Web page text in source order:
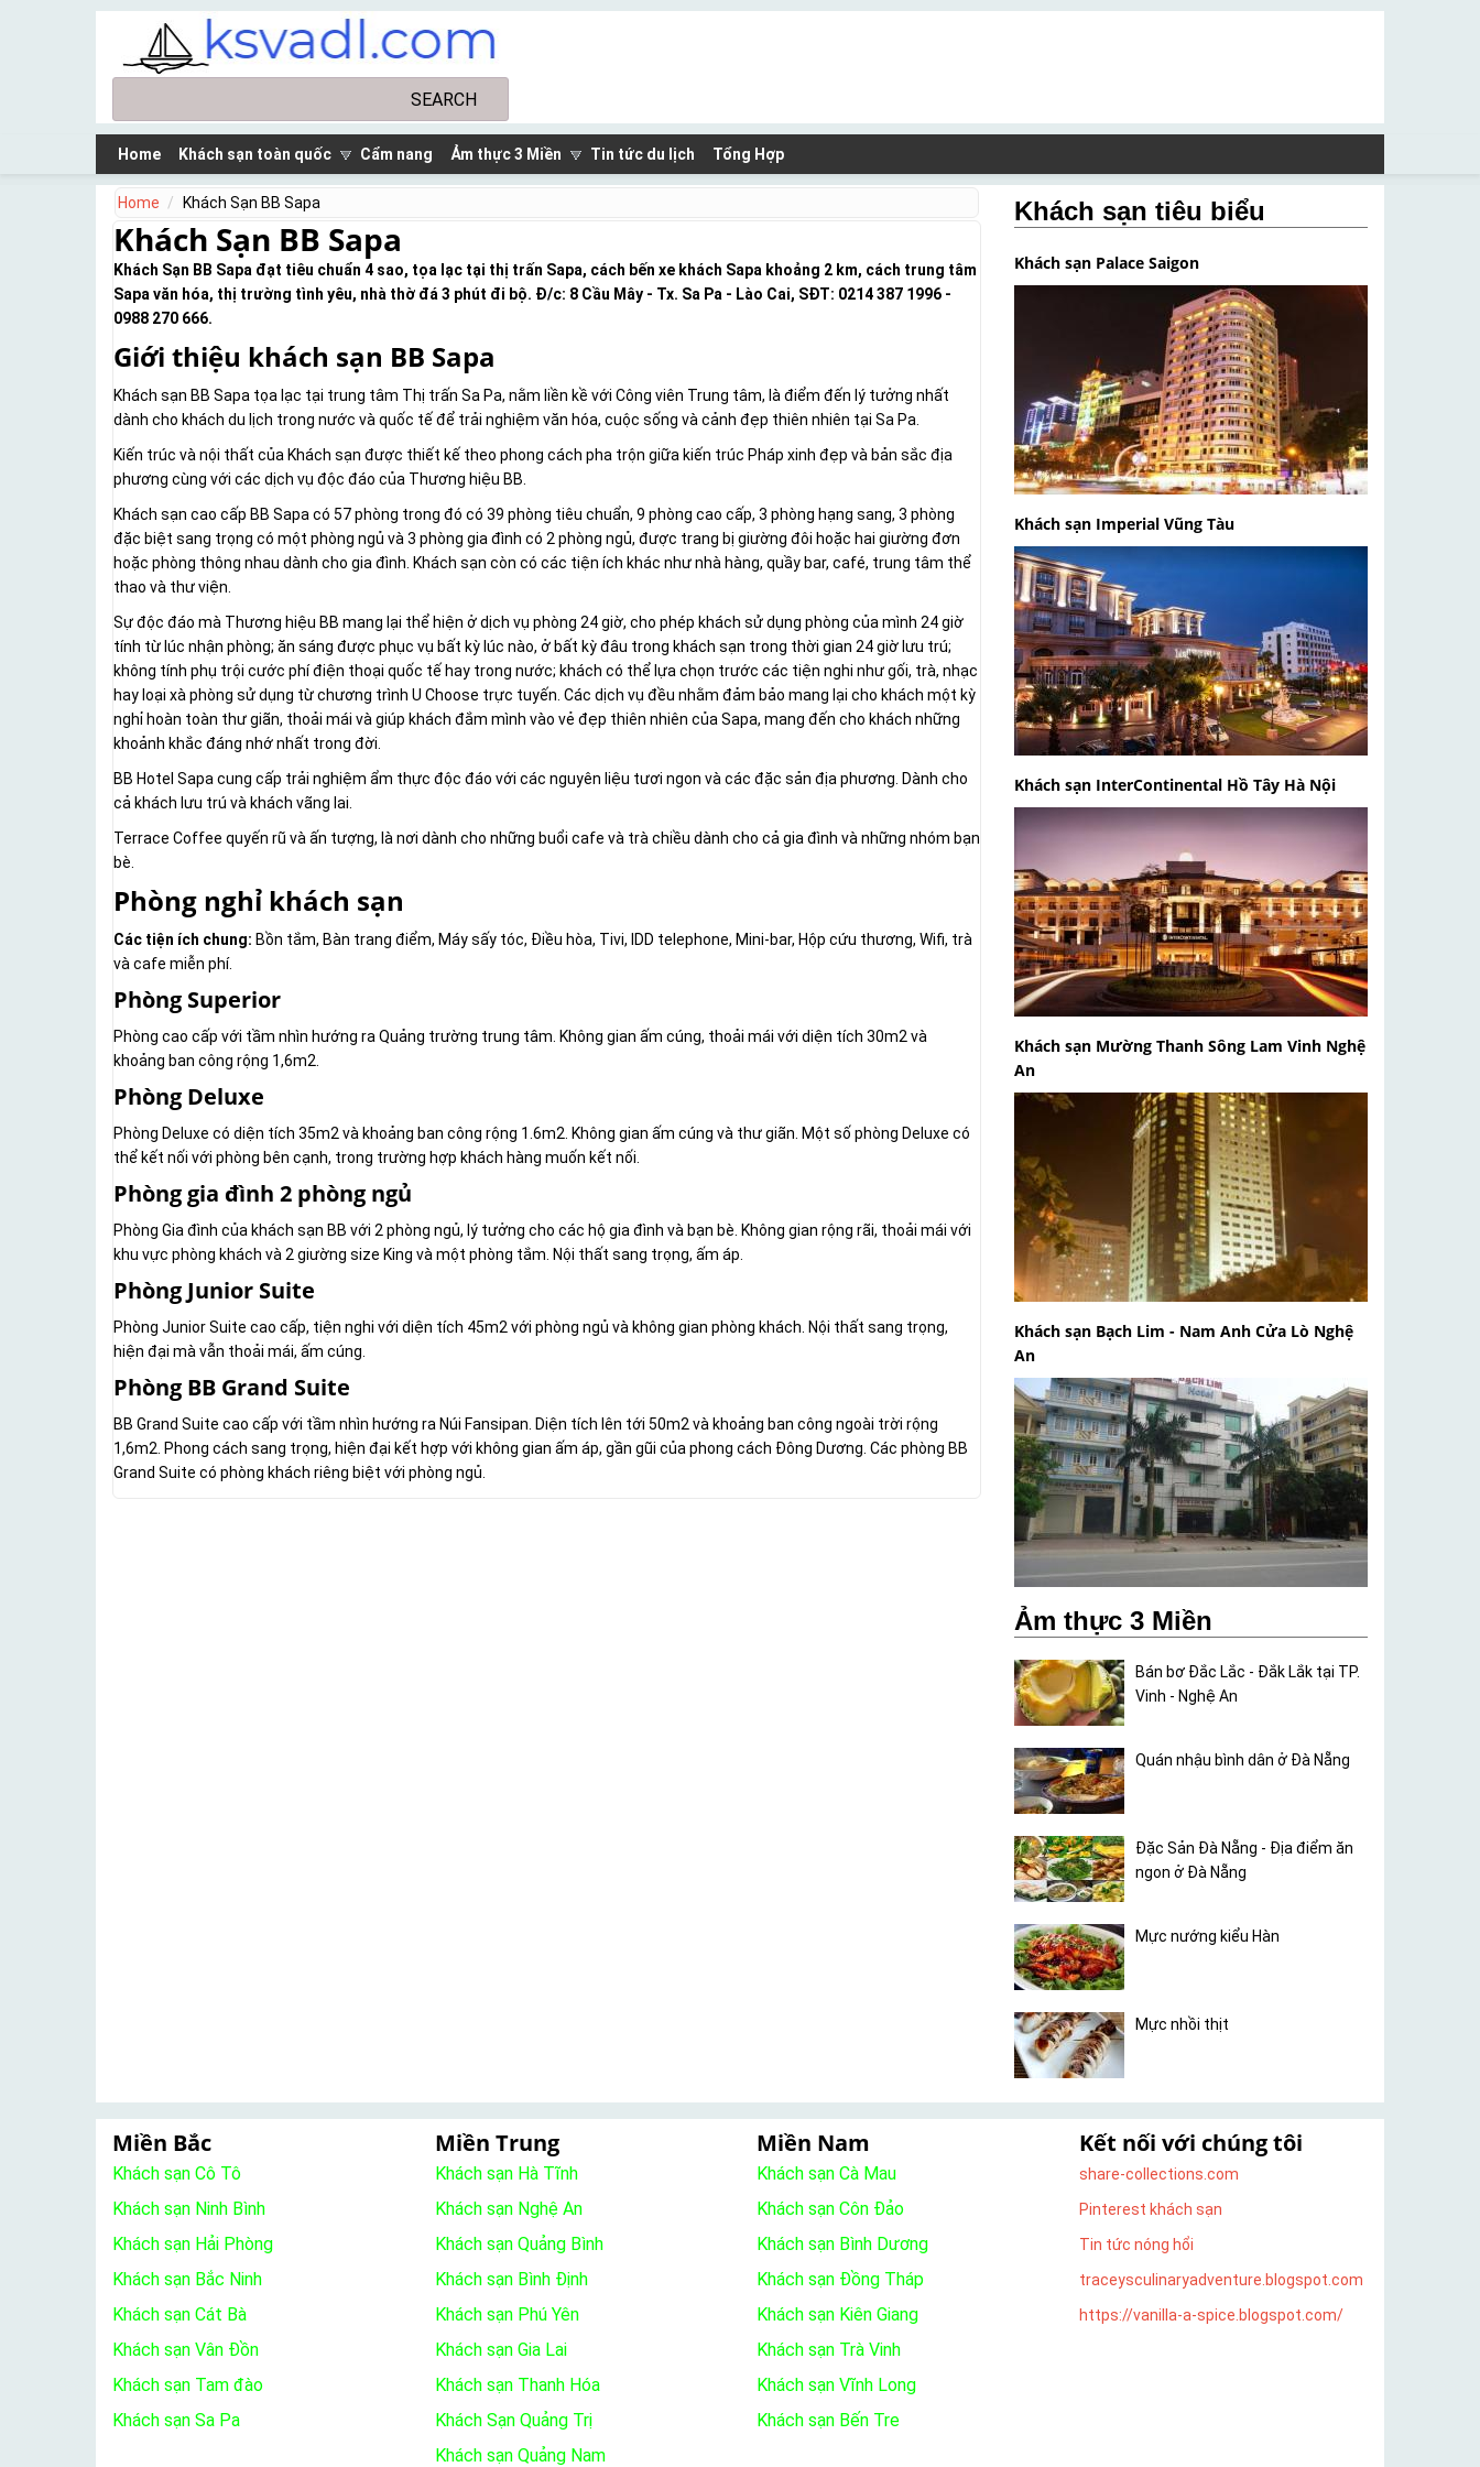
Skip to main content
Home Khách sạn toàn quốc Cẩm nang Ảm thực 3 Miền Tin tức du lịch Tổng Hợp
Home Khách Sạn BB Sapa
Khách Sạn BB Sapa
Khách Sạn BB Sapa đạt tiêu chuẩn 4 sao, tọa lạc tại thị trấn Sapa, cách bến xe khách Sapa khoảng 2 km, cách trung tâm
Sapa văn hóa, thị trường tình yêu, nhà thờ đá 3 phút đi bộ. Đ/c: 8 Cầu Mây - Tx. Sa Pa - Lào Cai, SĐT: 0214 387 1996 -
0988 270 666.
Giới thiệu khách sạn BB Sapa
Khách sạn BB Sapa tọa lạc tại trung tâm Thị trấn Sa Pa, nằm liền kề với Công viên Trung tâm, là điểm đến lý tưởng nhất
dành cho khách du lịch trong nước và quốc tế để trải nghiệm văn hóa, cuộc sống và cảnh đẹp thiên nhiên tại Sa Pa.
Kiến trúc và nội thất của Khách sạn được thiết kế theo phong cách pha trộn giữa kiến trúc Pháp xinh đẹp và bản sắc địa
phương cùng với các dịch vụ độc đáo của Thương hiệu BB.
Khách sạn cao cấp BB Sapa có 57 phòng trong đó có 39 phòng tiêu chuẩn, 9 phòng cao cấp, 3 phòng hạng sang, 3 phòng
đặc biệt sang trọng có một phòng ngủ và 3 phòng gia đình có 2 phòng ngủ, được trang bị giường đôi hoặc hai giường đơn
hoặc phòng thông nhau dành cho gia đình. Khách sạn còn có các tiện ích khác như nhà hàng, quầy bar, café, trung tâm thể
thao và thư viện.
Sự độc đáo mà Thương hiệu BB mang lại thể hiện ở dịch vụ phòng 24 giờ, cho phép khách sử dụng phòng của mình 24 giờ
tính từ lúc nhận phòng; ăn sáng được phục vụ bất kỳ lúc nào, ở bất kỳ đâu trong khách sạn trong thời gian 24 giờ lưu trú;
không tính phụ trội cước phí điện thoại quốc tế hay trong nước; khách có thể lựa chọn trước các tiện nghi như gối, trà, nhạc
hay loại xà phòng sử dụng từ chương trình U Choose trực tuyến. Các dịch vụ đều nhằm đảm bảo mang lại cho khách một kỳ
nghỉ hoàn toàn thư giãn, thoải mái và giúp khách đắm mình vào vẻ đẹp thiên nhiên của Sapa, mang đến cho khách những
khoảnh khắc đáng nhớ nhất trong đời.
BB Hotel Sapa cung cấp trải nghiệm ẩm thực độc đáo với các nguyên liệu tươi ngon và các đặc sản địa phương. Dành cho
cả khách lưu trú và khách vãng lai.
Terrace Coffee quyến rũ và ấn tượng, là nơi dành cho những buổi cafe và trà chiều dành cho cả gia đình và những nhóm bạn
bè.
Phòng nghỉ khách sạn
Các tiện ích chung: Bồn tắm, Bàn trang điểm, Máy sấy tóc, Điều hòa, Tivi, IDD telephone, Mini-bar, Hộp cứu thương, Wifi, trà
và cafe miễn phí.
Phòng Superior
Phòng cao cấp với tầm nhìn hướng ra Quảng trường trung tâm. Không gian ấm cúng, thoải mái với diện tích 30m2 và
khoảng ban công rộng 1,6m2.
Phòng Deluxe
Phòng Deluxe có diện tích 35m2 và khoảng ban công rộng 1.6m2. Không gian ấm cúng và thư giãn. Một số phòng Deluxe có
thể kết nối với phòng bên cạnh, trong trường hợp khách hàng muốn kết nối.
Phòng gia đình 2 phòng ngủ
Phòng Gia đình của khách sạn BB với 2 phòng ngủ, lý tưởng cho các hộ gia đình và bạn bè. Không gian rộng rãi, thoải mái với
khu vực phòng khách và 2 giường size King và một phòng tắm. Nội thất sang trọng, ấm áp.
Phòng Junior Suite
Phòng Junior Suite cao cấp, tiện nghi với diện tích 45m2 với phòng ngủ và không gian phòng khách. Nội thất sang trọng,
hiện đại mà vẫn thoải mái, ấm cúng.
Phòng BB Grand Suite
BB Grand Suite cao cấp với tầm nhìn hướng ra Núi Fansipan. Diện tích lên tới 50m2 và khoảng ban công ngoài trời rộng
1,6m2. Phong cách sang trọng, hiện đại kết hợp với không gian ấm áp, gần gũi của phong cách Đông Dương. Các phòng BB
Grand Suite có phòng khách riêng biệt với phòng ngủ.
Khách sạn tiêu biểu
Khách sạn Palace Saigon
Khách sạn Imperial Vũng Tàu
Khách sạn InterContinental Hồ Tây Hà Nội
Khách sạn Mường Thanh Sông Lam Vinh Nghệ
An
Khách sạn Bạch Lim - Nam Anh Cửa Lò Nghệ
An
Ảm thực 3 Miền
Bán bơ Đắc Lắc - Đắk Lắk tại TP.
Vinh - Nghệ An
Quán nhậu bình dân ở Đà Nẵng
Đặc Sản Đà Nẵng - Địa điểm ăn
ngon ở Đà Nẵng
Mực nướng kiểu Hàn
Mực nhồi thịt
Miền Bắc
Khách sạn Cô Tô
Khách sạn Ninh Bình
Khách sạn Hải Phòng
Khách sạn Bắc Ninh
Khách sạn Cát Bà
Khách sạn Vân Đồn
Khách sạn Tam đào
Khách sạn Sa Pa
Miền Trung
Khách sạn Hà Tĩnh
Khách sạn Nghệ An
Khách sạn Quảng Bình
Khách sạn Bình Định
Khách sạn Phú Yên
Khách sạn Gia Lai
Khách sạn Thanh Hóa
Khách Sạn Quảng Trị
Khách sạn Quảng Nam
Miền Nam
Khách sạn Cà Mau
Khách sạn Côn Đảo
Khách sạn Bình Dương
Khách sạn Đồng Tháp
Khách sạn Kiên Giang
Khách sạn Trà Vinh
Khách sạn Vĩnh Long
Khách sạn Bến Tre
Kết nối với chúng tôi
share-collections.com
Pinterest khách sạn
Tin tức nóng hổi
traceysculinaryadventure.blogspot.com
https://vanilla-a-spice.blogspot.com/